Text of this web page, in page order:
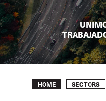
Breadcrumb
HOME SECTORS